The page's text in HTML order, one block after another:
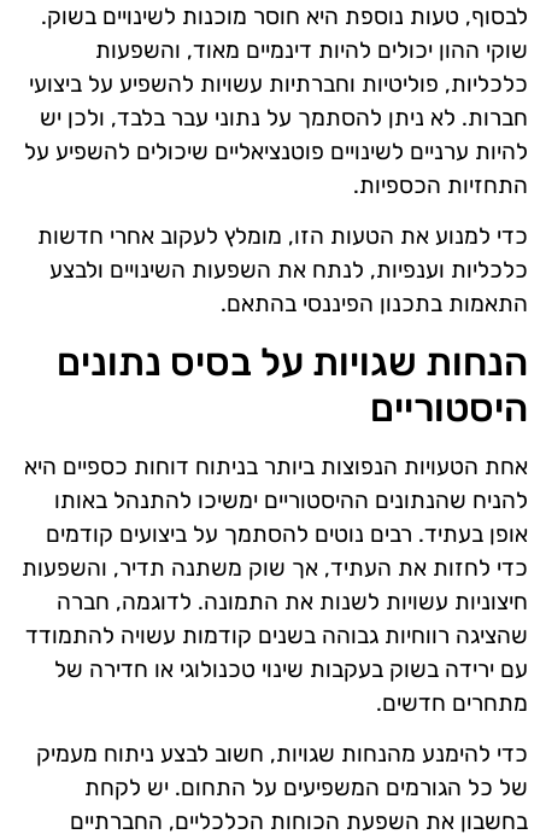
לבסוף, טעות נוספת היא חוסר מוכנות לשינויים בשוק.
שוקי ההון יכולים להיות דינמיים מאוד, והשפעות
כלכליות, פוליטיות וחברתיות עשויות להשפיע על ביצועי
חברות. לא ניתן להסתמך על נתוני עבר בלבד, ולכן יש
להיות ערניים לשינויים פוטנציאליים שיכולים להשפיע על
התחזיות הכספיות.
כדי למנוע את הטעות הזו, מומלץ לעקוב אחרי חדשות
כלכליות וענפיות, לנתח את השפעות השינויים ולבצע
התאמות בתכנון הפיננסי בהתאם.
הנחות שגויות על בסיס נתונים
היסטוריים
אחת הטעויות הנפוצות ביותר בניתוח דוחות כספיים היא
להניח שהנתונים ההיסטוריים ימשיכו להתנהל באותו
אופן בעתיד. רבים נוטים להסתמך על ביצועים קודמים
כדי לחזות את העתיד, אך שוק משתנה תדיר, והשפעות
חיצוניות עשויות לשנות את התמונה. לדוגמה, חברה
שהציגה רווחיות גבוהה בשנים קודמות עשויה להתמודד
עם ירידה בשוק בעקבות שינוי טכנולוגי או חדירה של
מתחרים חדשים.
כדי להימנע מהנחות שגויות, חשוב לבצע ניתוח מעמיק
של כל הגורמים המשפיעים על התחום. יש לקחת
בחשבון את השפעת הכוחות הכלכליים, החברתיים